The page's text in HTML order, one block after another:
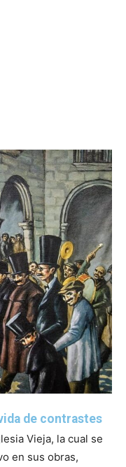
de contrastes
Vieja, la cual se
en sus obras,